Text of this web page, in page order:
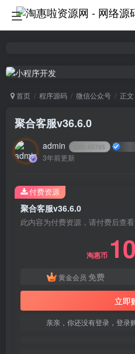
首页 程序源码 微信公众号 正文
聚合客服v36.6.0
admin 65785
3年前更新
聚合客服v36.6.0
此内容为付费资源，请付费后查看
淘惠币 10
黄金会员 免费
立即
亲亲，你还没有登录，登录
付费资源